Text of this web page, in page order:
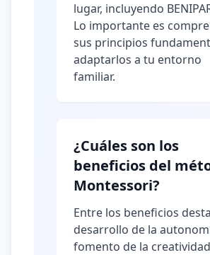
lugar, incluyendo
Lo importante es
sus principios
adaptarlos a tu entorno
familiar.
¿Cuáles son los
beneficios del
Montessori?
Entre los beneficios
desarrollo de la
fomento de la